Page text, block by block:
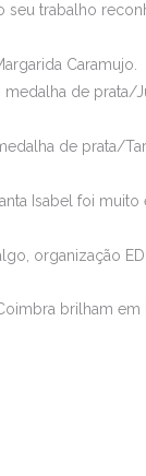
seu trabalho
Caramujo.
medalha de prata/
de prata/
Isabel foi muito
organização
brilham em